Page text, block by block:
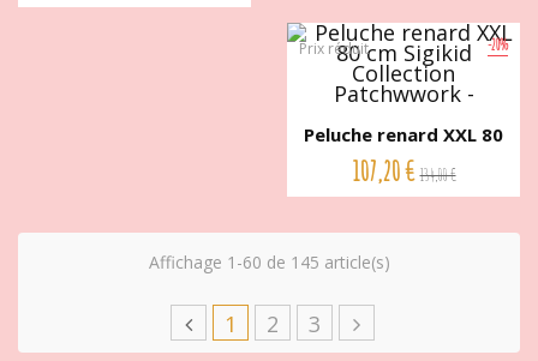
-20%
Prix réduit
Peluche renard XXL 80
cm...
107,20 € 134,00 €
Affichage 1-60 de 145 article(s)
1 2 3